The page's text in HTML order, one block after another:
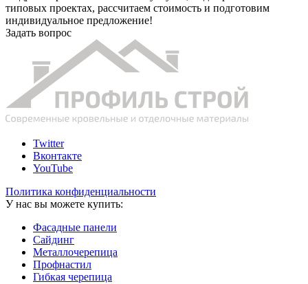
типовых проектах, рассчитаем стоимость и подготовим
индивидуальное предложение!
Задать вопрос
Twitter
Вконтакте
YouTube
Политика конфиденциальности
У нас вы можете купить:
Фасадные панели
Сайдинг
Металлочерепица
Профнастил
Гибкая черепица